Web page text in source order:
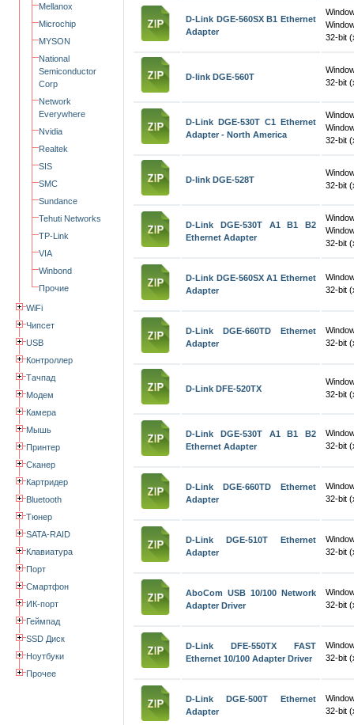
Mellanox
Microchip
MYSON
National
Semiconductor
Corp
Network
Everywhere
Nvidia
Realtek
SIS
SMC
Sundance
Tehuti Networks
TP-Link
VIA
Winbond
Прочие
WiFi
Чипсет
USB
Контроллер
Тачпад
Модем
Камера
Мышь
Принтер
Сканер
Картридер
Bluetooth
Тюнер
SATA-RAID
Клавиатура
Порт
Смартфон
ИК-порт
Геймпад
SSD Диск
Ноутбуки
Прочее
D-Link DGE-560SX B1 Ethernet
Adapter
32-bit
D-link DGE-560T
32-bit
D-Link DGE-530T C1 Ethernet
Adapter - North America
32-bit
D-link DGE-528T
32-bit
D-Link DGE-530T A1 B1 B2
Ethernet Adapter
32-bit
D-Link DGE-560SX A1 Ethernet
Adapter
32-bit
D-Link DGE-660TD Ethernet
Adapter
32-bit
D-Link DFE-520TX
32-bit
D-Link DGE-530T A1 B1 B2
Ethernet Adapter
32-bit
D-Link DGE-660TD Ethernet
Adapter
32-bit
D-Link DGE-510T Ethernet
Adapter
32-bit
AboCom USB 10/100 Network
Adapter Driver
32-bit
D-Link DFE-550TX FAST
Ethernet 10/100 Adapter Driver
32-bit
D-Link DGE-500T Ethernet
Adapter
32-bit